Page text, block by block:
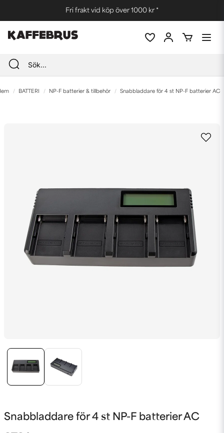
Fri frakt vid köp över 1000 kr *
BATTERI NP-F batterier & tillbehör Snabbladdare för 4 st NP-F batterier AC
Snabbladdare för 4 st NP-F batterier AC